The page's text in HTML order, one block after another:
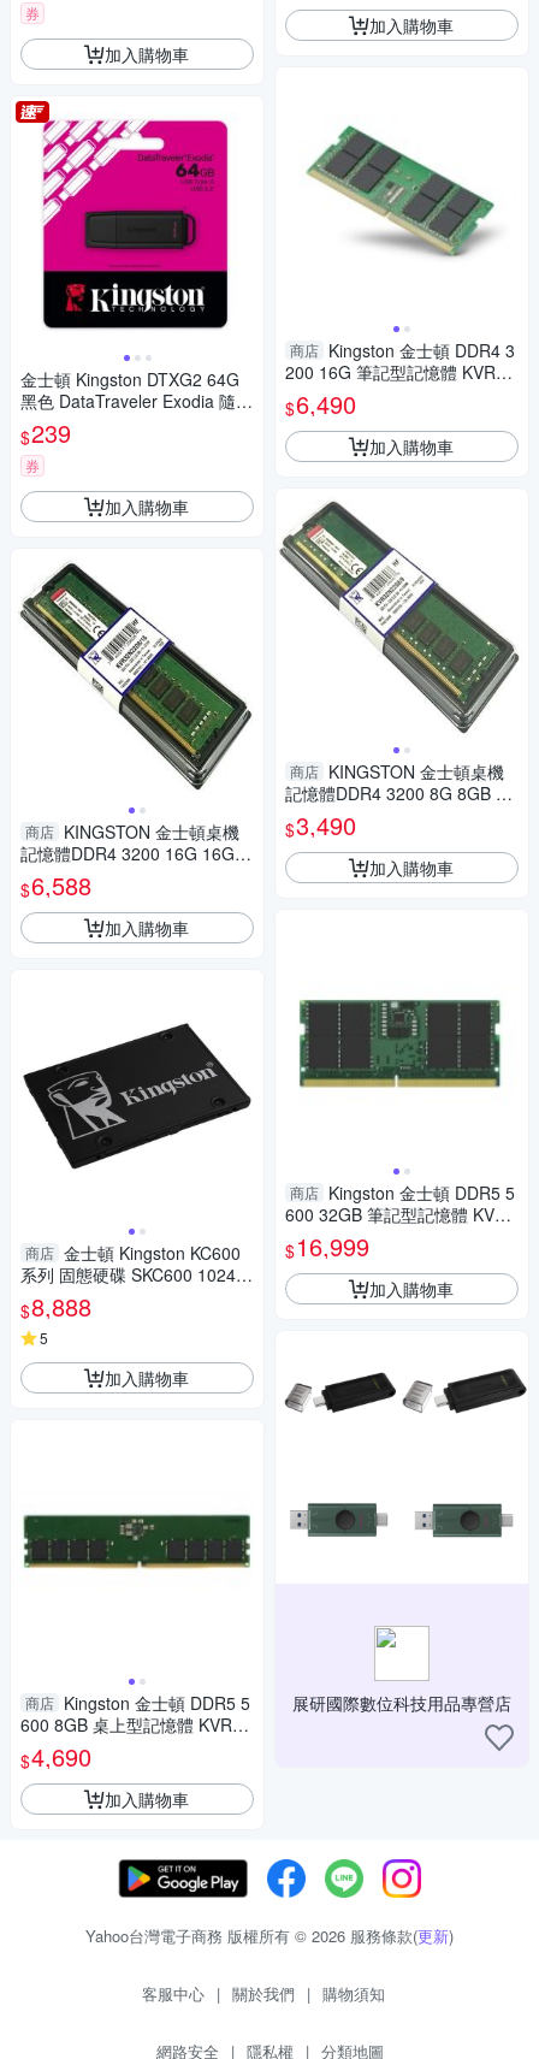
券
加入購物車
金士頓 Kingston DTXG2 64G
黑色 DataTraveler Exodia 隨身
碟 DTXG2/64GB
$239
券
加入購物車
商店 KINGSTON 金士頓桌機
記憶體DDR4 3200 16G 16GB
RAM KVR32N22D8/16
$6,588
加入購物車
商店 金士頓 Kingston KC600
系列 固態硬碟 SKC600 1024G
B (1TB) SATA3 SSD (SKC600/
1024G)
$8,888
5
加入購物車
商店 Kingston 金士頓 DDR5 5
600 8GB 桌上型記憶體 KVR56
U46BS6-8
$4,690
加入購物車
加入購物車
商店 Kingston 金士頓 DDR4 3
200 16G 筆記型記憶體 KVR32
S22D8/16
$6,490
加入購物車
商店 KINGSTON 金士頓桌機
記憶體DDR4 3200 8G 8GB RA
M KVR32N22S8/8
$3,490
加入購物車
商店 Kingston 金士頓 DDR5 5
600 32GB 筆記型記憶體 KVR5
6S46BD8-32
$16,999
加入購物車
展研國際數位科技用品專營店
Yahoo台灣電子商務 版權所有 © 2026 服務條款(更新)
客服中心 | 關於我們 | 購物須知
網路安全 | 隱私權 | 分類地圖